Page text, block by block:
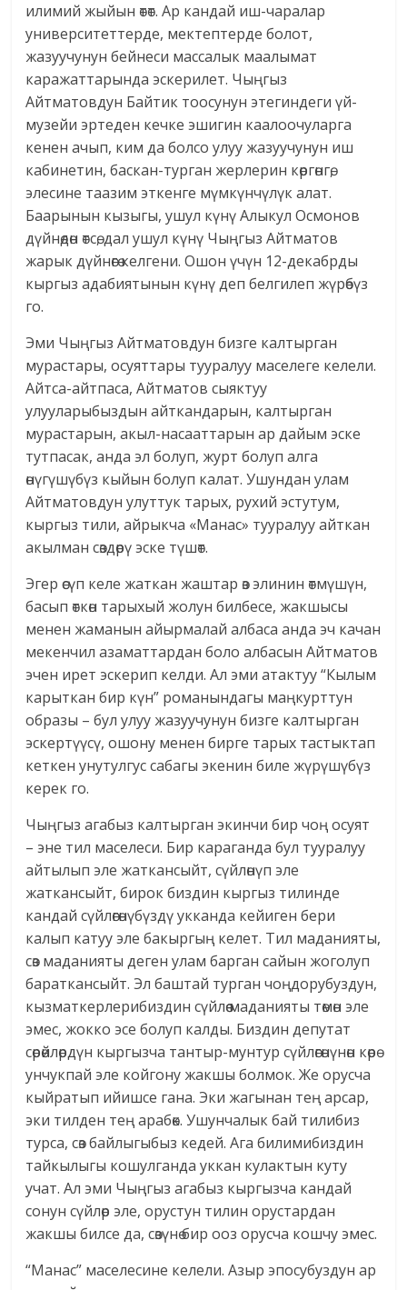
илимий жыйын өтөт. Ар кандай иш-чаралар
университеттерде, мектептерде болот,
жазуучунун бейнеси массалык маалымат
каражаттарында эскерилет. Чыңгыз
Айтматовдун Байтик тоосунун этегиндеги үй-
музейи эртеден кечке эшигин каалоочуларга
кенен ачып, ким да болсо улуу жазуучунун иш
кабинетин, баскан-турган жерлерин көргөнгө,
элесине таазим эткенге мүмкүнчүлүк алат.
Баарынын кызыгы, ушул күнү Алыкул Осмонов
дүйнөдөн өтсө, дал ушул күнү Чыңгыз Айтматов
жарык дүйнөгө келгени. Ошон үчүн 12-декабрды
кыргыз адабиятынын күнү деп белгилеп жүрөбүз
го.
Эми Чыңгыз Айтматовдун бизге калтырган
мурастары, осуяттары тууралуу маселеге келели.
Айтса-айтпаса, Айтматов сыяктуу
улууларыбыздын айткандарын, калтырган
мурастарын, акыл-насааттарын ар дайым эске
тутпасак, анда эл болуп, журт болуп алга
өнүгүшүбүз кыйын болуп калат. Ушундан улам
Айтматовдун улуттук тарых, рухий эстутум,
кыргыз тили, айрыкча «Манас» тууралуу айткан
акылман сөздөрү эске түшөт.
Эгер өсүп келе жаткан жаштар өз элинин өтмүшүн,
басып өткөн тарыхый жолун билбесе, жакшысы
менен жаманын айырмалай албаса анда эч качан
мекенчил азаматтардан боло албасын Айтматов
эчен ирет эскерип келди. Ал эми атактуу “Кылым
карыткан бир күн” романындагы маңкурттун
образы – бул улуу жазуучунун бизге калтырган
эскертүүсү, ошону менен бирге тарых тастыктап
кеткен унутулгус сабагы экенин биле жүрүшүбүз
керек го.
Чыңгыз агабыз калтырган экинчи бир чоң осуят
– эне тил маселеси. Бир караганда бул тууралуу
айтылып эле жаткансыйт, сүйлөнүп эле
жаткансыйт, бирок биздин кыргыз тилинде
кандай сүйлөгөнүбүздү укканда кейиген бери
калып катуу эле бакыргың келет. Тил маданияты,
сөз маданияты деген улам барган сайын жоголуп
бараткансыйт. Эл баштай турган чоңдорубуздун,
кызматкерлерибиздин сүйлөө маданияты төмөн эле
эмес, жокко эсе болуп калды. Биздин депутат
сөрөйлөрдүн кыргызча тантыр-мунтур сүйлөгөнүнөн көрө
унчукпай эле койгону жакшы болмок. Же орусча
кыйратып ийишсе гана. Эки жагынан тең арсар,
эки тилден тең арабөк. Ушунчалык бай тилибиз
турса, сөз байлыгыбыз кедей. Ага билимибиздин
тайкылыгы кошулганда уккан кулактын куту
учат. Ал эми Чыңгыз агабыз кыргызча кандай
сонун сүйлөр эле, орустун тилин орустардан
жакшы билсе да, сөзүнө бир ооз орусча кошчу эмес.
“Манас” маселесине келели. Азыр эпосубуздун ар